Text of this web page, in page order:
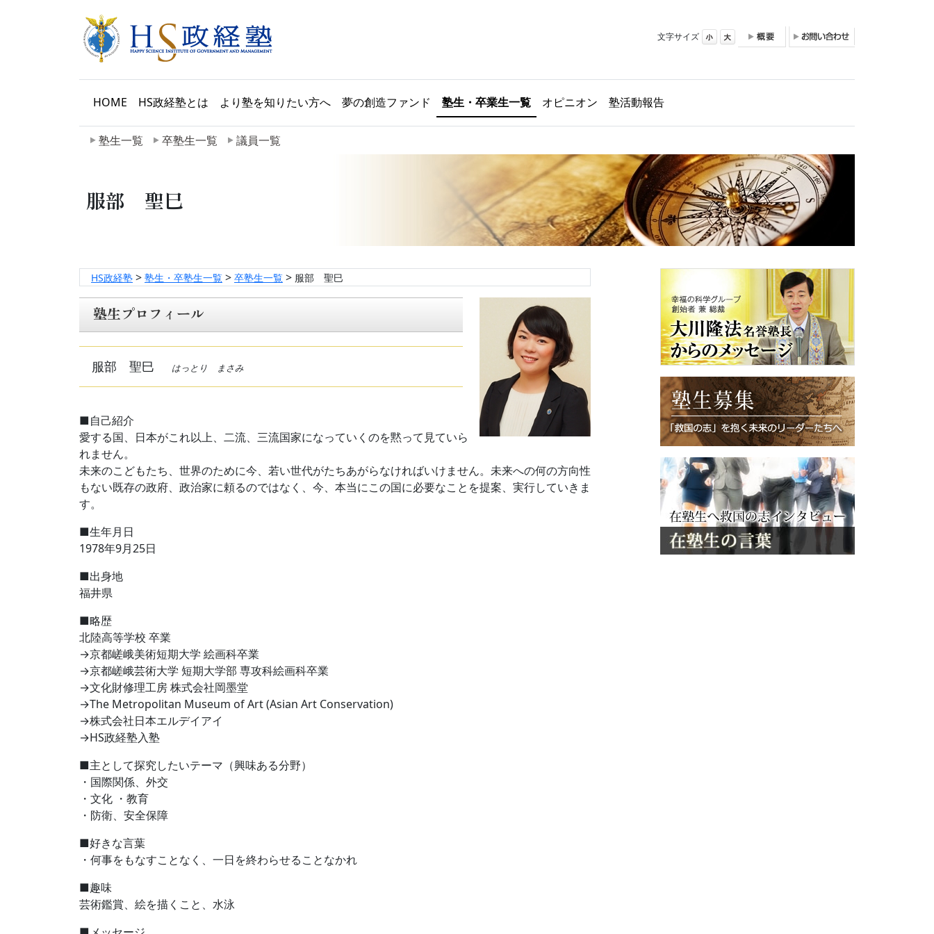
文字サイズ
HOME HS政経塾とは より塾を知りたい方へ 夢の創造ファンド 塾生・卒業生一覧 オピニオン 塾活動報告
塾生一覧 卒塾生一覧 議員一覧
服部 聖巳
HS政経塾 > 塾生・卒塾生一覧 > 卒塾生一覧 > 服部 聖巳
塾生プロフィール
服部 聖巳 はっとり まさみ
■自己紹介
愛する国、日本がこれ以上、二流、三流国家になっていくのを黙って見ていら
れません。
未来のこどもたち、世界のために今、若い世代がたちあがらなければいけません。未来への何の方向性
もない既存の政府、政治家に頼るのではなく、今、本当にこの国に必要なことを提案、実行していきま
す。
■生年月日
1978年9月25日
■出身地
福井県
■略歴
北陸高等学校 卒業
→京都嵯峨美術短期大学 絵画科卒業
→京都嵯峨芸術大学 短期大学部 専攻科絵画科卒業
→文化財修理工房 株式会社岡墨堂
→The Metropolitan Museum of Art (Asian Art Conservation)
→株式会社日本エルデイアイ
→HS政経塾入塾
■主として探究したいテーマ（興味ある分野）
・国際関係、外交
・文化 ・教育
・防衛、安全保障
■好きな言葉
・何事をもなすことなく、一日を終わらせることなかれ
■趣味
芸術鑑賞、絵を描くこと、水泳